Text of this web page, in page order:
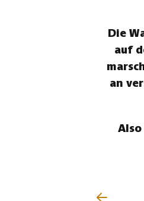
Die
auf
an